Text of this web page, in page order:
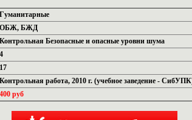
Гуманитарные
ОБЖ, БЖД
Контрольная Безопасные и опасные уровни шума
4
17
Контрольная работа, 2010 г. (учебное заведение -
400 руб